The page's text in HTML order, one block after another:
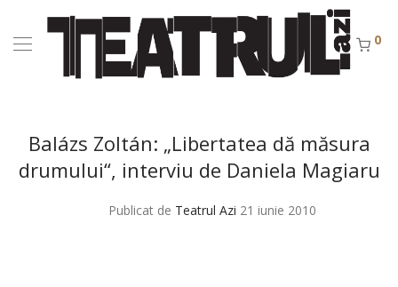
0
Balázs Zoltán: „Libertatea dă măsura
drumului“, interviu de Daniela Magiaru
Publicat de Teatrul Azi 21 iunie 2010